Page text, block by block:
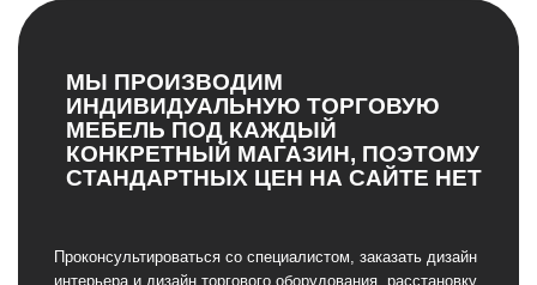
МЫ ПРОИЗВОДИМ
ИНДИВИДУАЛЬНУЮ ТОРГОВУЮ
МЕБЕЛЬ ПОД КАЖДЫЙ
КОНКРЕТНЫЙ МАГАЗИН, ПОЭТОМУ
СТАНДАРТНЫХ ЦЕН НА САЙТЕ НЕТ
Проконсультироваться со специалистом, заказать дизайн
интерьера и дизайн торгового оборудования, расстановку